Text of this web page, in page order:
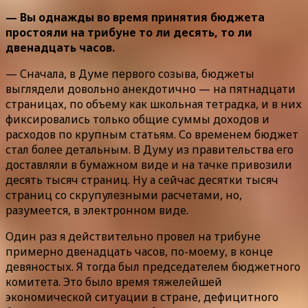
— Вы однажды во время принятия бюджета
простояли на трибуне то ли десять, то ли
двенадцать часов.
— Сначала, в Думе первого созыва, бюджеты
выглядели довольно анекдотично — на пятнадцати
страницах, по объему как школьная тетрадка, и в них
фиксировались только общие суммы доходов и
расходов по крупным статьям. Со временем бюджет
стал более детальным. В Думу из правительства его
доставляли в бумажном виде и на тачке привозили
десять тысяч страниц. Ну а сейчас десятки тысяч
страниц со скрупулезными расчетами, но,
разумеется, в электронном виде.
Один раз я действительно провел на трибуне
примерно двенадцать часов, по-моему, в конце
девяностых. Я тогда был председателем бюджетного
комитета. Это было время тяжелейшей
экономической ситуации в стране, дефицитного